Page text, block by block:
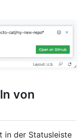
von
in der Statusleiste